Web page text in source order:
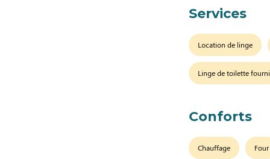
Services
Location de linge
Linge de toilette fourni
Conforts
Chauffage Four